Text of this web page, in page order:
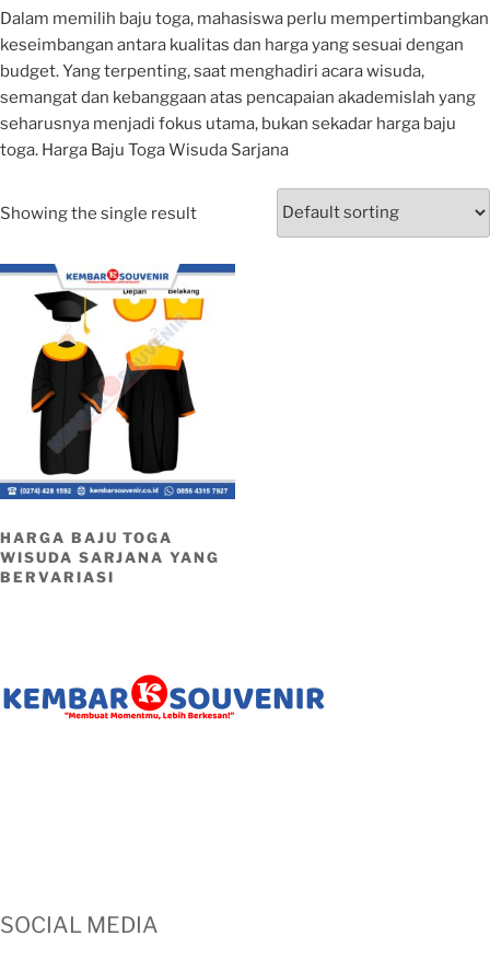
Dalam memilih baju toga, mahasiswa perlu mempertimbangkan
keseimbangan antara kualitas dan harga yang sesuai dengan
budget. Yang terpenting, saat menghadiri acara wisuda,
semangat dan kebanggaan atas pencapaian akademislah yang
seharusnya menjadi fokus utama, bukan sekadar harga baju
toga. Harga Baju Toga Wisuda Sarjana
Showing the single result
HARGA BAJU TOGA
WISUDA SARJANA YANG
BERVARIASI
SOCIAL MEDIA